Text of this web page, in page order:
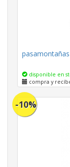
disponible en
compra y
-10%